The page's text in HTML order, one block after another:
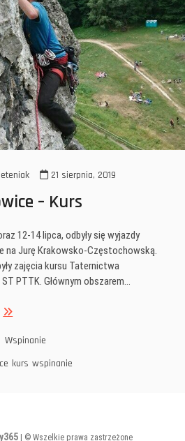
21 sierpnia, 2019
– Kurs
12-14 lipca, odbyły się wyjazdy
na Jurę Krakowsko-Częstochowską.
zajęcia kursu Taternictwa
PTTK. Głównym obszarem…
Bolechowice
Kurs
Wspinanie
kurs wspinanie
| © Wszelkie prawa zastrzeżone